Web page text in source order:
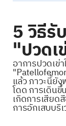
5 วิธีรั
"ปวดเ
อาการปวดเข่
แล้ว ภาวะนี้ยั
โดด การเดิน
เกิดการเสียด
การอักเสบบริ